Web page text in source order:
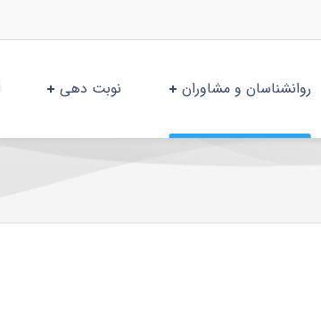
روانشناسان و مشاوران نوبت دهی